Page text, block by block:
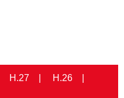
H.27
H.26